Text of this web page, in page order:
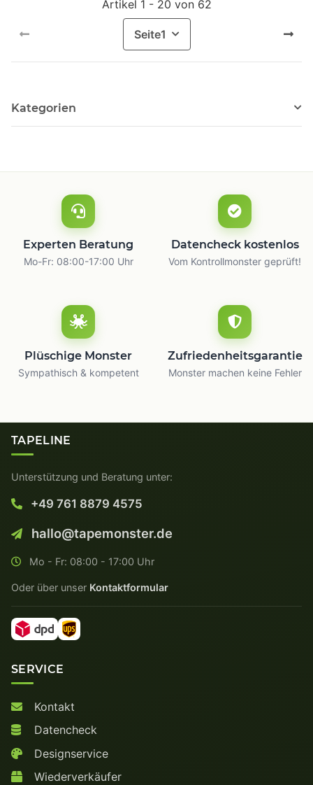
Artikel 1 - 20 von 62
Seite1
Kategorien
Experten Beratung
Mo-Fr: 08:00-17:00 Uhr
Datencheck kostenlos
Vom Kontrollmonster geprüft!
Plüschige Monster
Sympathisch & kompetent
Zufriedenheitsgarantie
Monster machen keine Fehler
TAPELINE
Unterstützung und Beratung unter:
+49 761 8879 4575
hallo@tapemonster.de
Mo - Fr: 08:00 - 17:00 Uhr
Oder über unser Kontaktformular
SERVICE
Kontakt
Datencheck
Designservice
Wiederverkäufer